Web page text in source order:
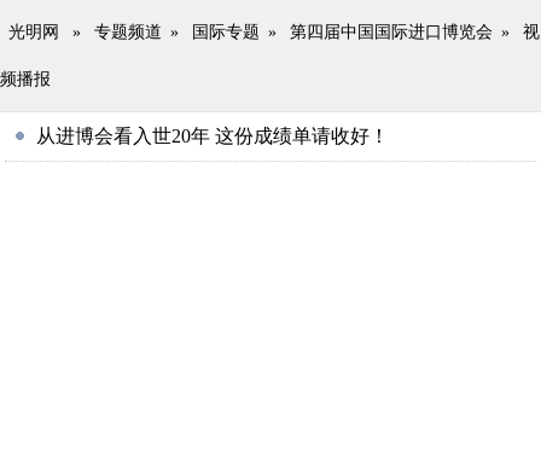
光明网 » 专题频道 » 国际专题 » 第四届中国国际进口博览会 » 视
频播报
从进博会看入世20年 这份成绩单请收好！